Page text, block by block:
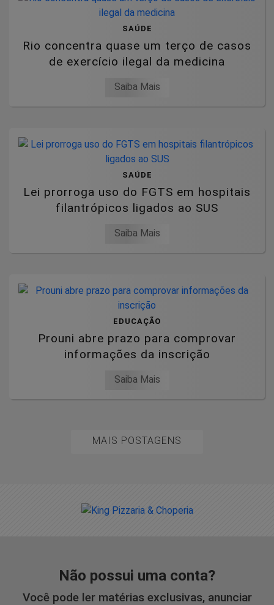
SAÚDE
Rio concentra quase um terço de casos
de exercício ilegal da medicina
Saiba Mais
SAÚDE
Lei prorroga uso do FGTS em hospitais
filantrópicos ligados ao SUS
Saiba Mais
EDUCAÇÃO
Prouni abre prazo para comprovar
informações da inscrição
Saiba Mais
MAIS POSTAGENS
Não possui uma conta?
Você pode ler matérias exclusivas, anunciar